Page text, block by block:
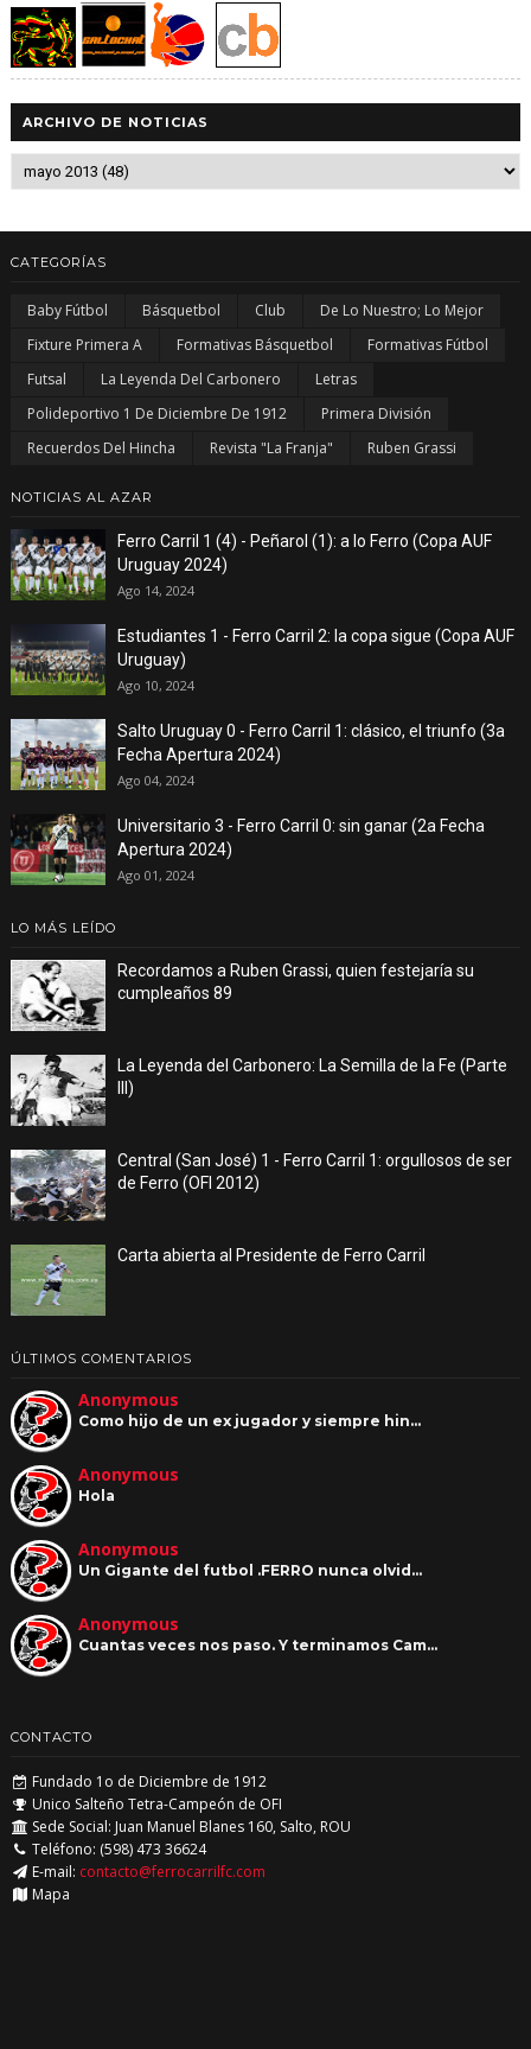
ARCHIVO DE NOTICIAS
CATEGORÍAS
Baby Fútbol Básquetbol Club
De Lo Nuestro; Lo Mejor
Fixture Primera A
Formativas Básquetbol
Formativas Fútbol
Futsal
La Leyenda Del Carbonero
Letras
Polideportivo 1 De Diciembre De 1912
Primera División
Recuerdos Del Hincha
Revista "La Franja" Ruben Grassi
NOTICIAS AL AZAR
Ferro Carril 1 (4) - Peñarol (1): a lo Ferro (Copa AUF
Uruguay 2024)
Ago 14, 2024
Estudiantes 1 - Ferro Carril 2: la copa sigue (Copa AUF
Uruguay)
Ago 10, 2024
Salto Uruguay 0 - Ferro Carril 1: clásico, el triunfo (3a
Fecha Apertura 2024)
Ago 04, 2024
Universitario 3 - Ferro Carril 0: sin ganar (2a Fecha
Apertura 2024)
Ago 01, 2024
LO MÁS LEÍDO
Recordamos a Ruben Grassi, quien festejaría su
cumpleaños 89
La Leyenda del Carbonero: La Semilla de la Fe (Parte
III)
Central (San José) 1 - Ferro Carril 1: orgullosos de ser
de Ferro (OFI 2012)
Carta abierta al Presidente de Ferro Carril
ÚLTIMOS COMENTARIOS
Anonymous
Como hijo de un ex jugador y siempre hin…
Anonymous
Hola
Anonymous
Un Gigante del futbol .FERRO nunca olvid…
Anonymous
Cuantas veces nos paso. Y terminamos Cam…
CONTACTO
Fundado 1o de Diciembre de 1912
Unico Salteño Tetra-Campeón de OFI
Sede Social: Juan Manuel Blanes 160, Salto, ROU
Teléfono: (598) 473 36624
E-mail: contacto@ferrocarrilfc.com
Mapa